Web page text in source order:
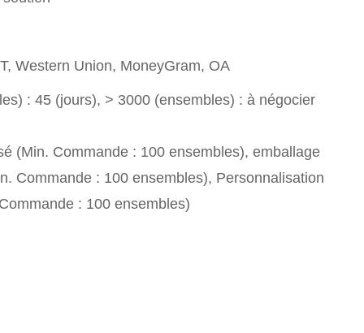
Western Union, MoneyGram, OA
: 45 (jours), > 3000 (ensembles) : à négocier
(Min. Commande : 100 ensembles), emballage
Commande : 100 ensembles), Personnalisation
: 100 ensembles)